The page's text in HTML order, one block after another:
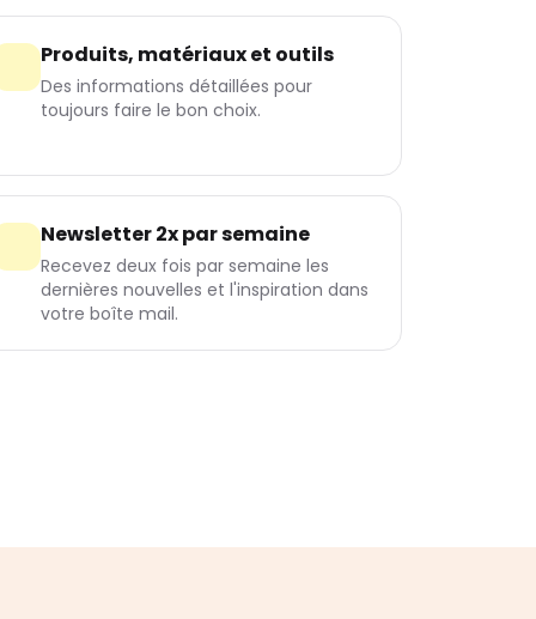
Produits, matériaux et outils
Des informations détaillées pour
toujours faire le bon choix.
Newsletter 2x par semaine
Recevez deux fois par semaine les
dernières nouvelles et l'inspiration dans
votre boîte mail.